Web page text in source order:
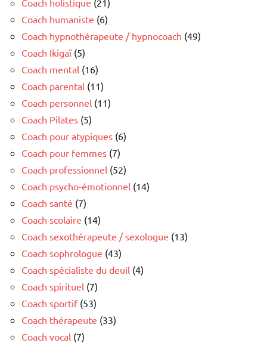
Coach humaniste (6)
Coach hypnothérapeute / hypnocoach (49)
Coach Ikigaï(5)
Coach mental (16)
Coach parental (11)
Coach personnel (11)
Coach Pilates (5)
Coach pour atypiques (6)
Coach pour femmes (7)
Coach professionnel (52)
Coach psycho-émotionnel (14)
Coach santé (7)
Coach scolaire (14)
Coach sexothérapeute / sexologue (13)
Coach sophrologue (43)
Coach spécialiste du deuil (4)
Coach spirituel (7)
Coach sportif(53)
Coach thérapeute (33)
Coach vocal (7)